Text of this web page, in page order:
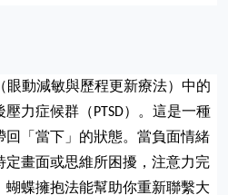
眼動減敏與歷程更新療法）中的
力症候群（PTSD）。這是一種
回「當下」的狀態。當負面情緒
定畫面或思維所困擾，注意力完
蝶擁抱法能幫助你重新聯繫大